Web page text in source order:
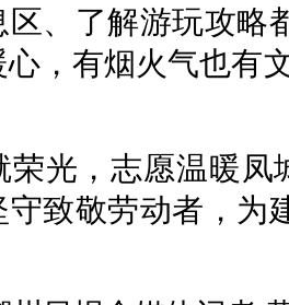
区、了解游玩攻略
，有烟火气也有
荣光，志愿温暖凤
守致敬劳动者，为